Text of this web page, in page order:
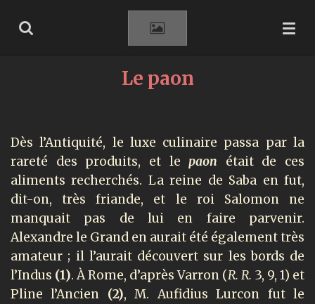
Le paon
Dès l’Antiquité, le luxe culinaire passa par la
rareté des produits, et lepaon était de ces
aliments recherchés. La reine de Saba en fut,
dit-on, très friande, et le roi Salomon ne
manquait pas de lui en faire parvenir.
Alexandre le Grand en aurait été également très
amateur ; il l’aurait découvert sur les bords de
l’Indus (1). À Rome, d’après Varron (R. R. 3, 9, 1) et
Pline l’Ancien (2), M. Aufidius Lurcon fut le